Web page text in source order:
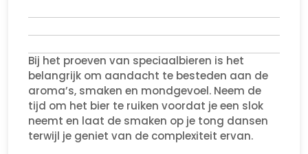
Bij het proeven van speciaalbieren is het
belangrijk om aandacht te besteden aan de
aroma’s, smaken en mondgevoel. Neem de
tijd om het bier te ruiken voordat je een slok
neemt en laat de smaken op je tong dansen
terwijl je geniet van de complexiteit ervan.